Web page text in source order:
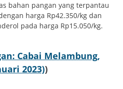
bahan pangan yang terpantau
harga Rp42.350/kg dan
pada harga Rp15.050/kg.
Cabai Melambung,
2023))